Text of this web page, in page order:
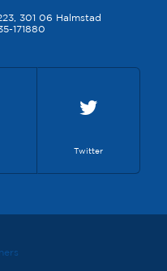
301 06 Halmstad
171880
Twitter